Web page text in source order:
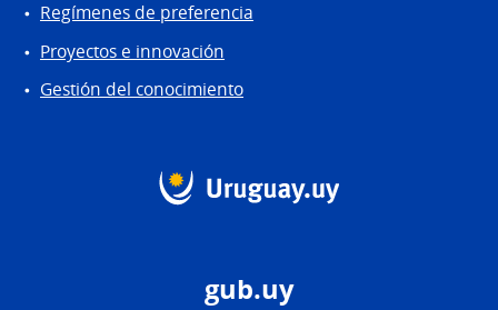
Regímenes de preferencia
Proyectos e innovación
Gestión del conocimiento
gub.uy